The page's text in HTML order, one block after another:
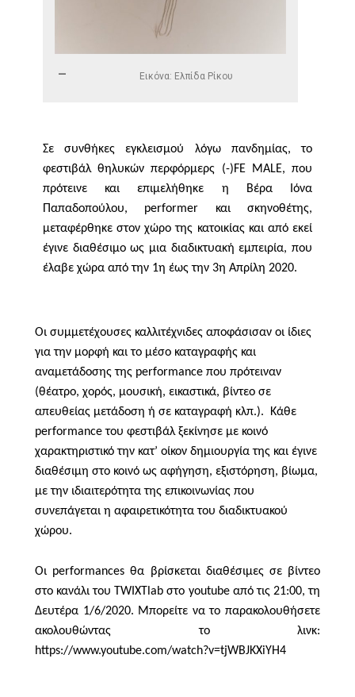
Εικόνα: Ελπίδα Ρίκου
Σε συνθήκες εγκλεισμού λόγω πανδημίας, το
φεστιβάλ θηλυκών περφόρμερς (-)FE MALE, που
πρότεινε και επιμελήθηκε η Βέρα Ιόνα
Παπαδοπούλου, performer
και σκηνοθέτης,
μεταφέρθηκε στον χώρο της κατοικίας και από εκεί
έγινε διαθέσιμο ως μια διαδικτυακή εμπειρία, που
έλαβε χώρα από την 1η έως την 3η Απρίλη 2020.
Οι συμμετέχουσες καλλιτέχνιδες αποφάσισαν οι ίδιες
για την μορφή και το μέσο καταγραφής και
αναμετάδοσης της performance που πρότειναν
(θέατρο, χορός, μουσική, εικαστικά, βίντεο σε
απευθείας μετάδοση ή σε καταγραφή κλπ.).
Κάθε
performanceτου φεστιβάλ ξεκίνησε με κοινό
χαρακτηριστικό την κατ’ οίκον δημιουργία της και έγινε
διαθέσιμη στο κοινό ως αφήγηση, εξιστόρηση, βίωμα,
με την ιδιαιτερότητα της επικοινωνίας που
συνεπάγεται η αφαιρετικότητα του διαδικτυακού
χώρου.
Οι performances θα βρίσκεται διαθέσιμες σε βίντεο
στο κανάλι του TWIXTlab στο youtube από τις 21:00, τη
Δευτέρα 1/6/2020. Μπορείτε να το παρακολουθήσετε
ακολουθώντας το λινκ:
https://www.youtube.com/watch?v=tjWBJKXiYH4